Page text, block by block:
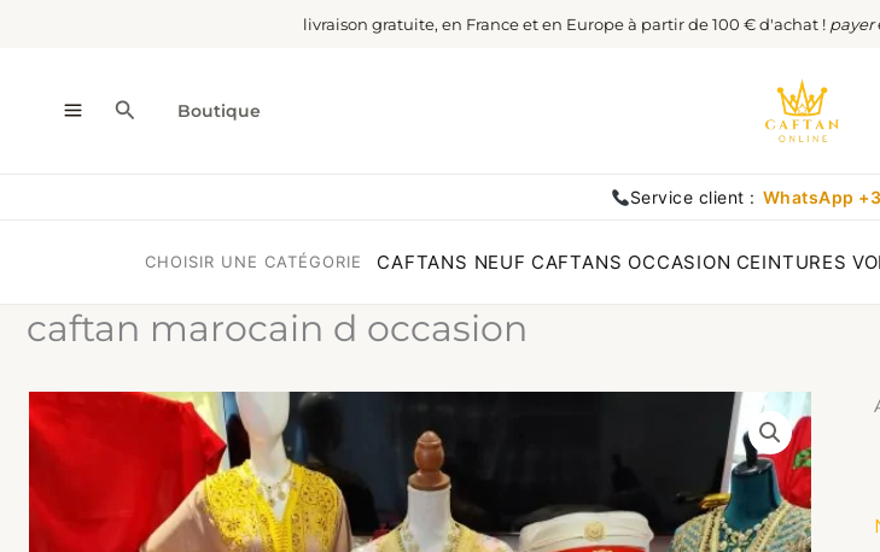
livraison gratuite, en France et en Europe à partir de 100 € d'achat ! payer
Rechercher
Boutique
Service client : WhatsApp
CHOISIR UNE CATÉGORIE CAFTANS NEUF CAFTANS OCCASION CEINTURES
caftan marocain d occasion